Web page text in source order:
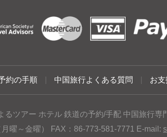
約の手順 中国旅行よくある質問 お
るツアー ホテル 鉄道の予約/手配 中国旅行専
曜～金曜） FAX：86-773-581-7771 E-mail: